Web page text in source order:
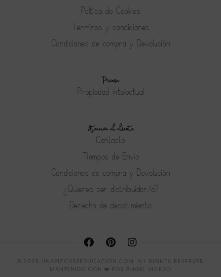
Política de Cookies
Terminos y condiciones
Condiciones de compra y Devolución
Prensa
Propiedad intelectual
Atención al cliente
Contacto
Tiempos de Envío
Condiciones de compra y Devolución
¿Quieres ser distribuidor/a?
Derecho de desistimiento
© 2025 UNAPIZCADEEDUCACION.COM. ALL RIGHTS RESERVED.
MANTENIDO CON ❤️ POR ÁNGEL VICEDO